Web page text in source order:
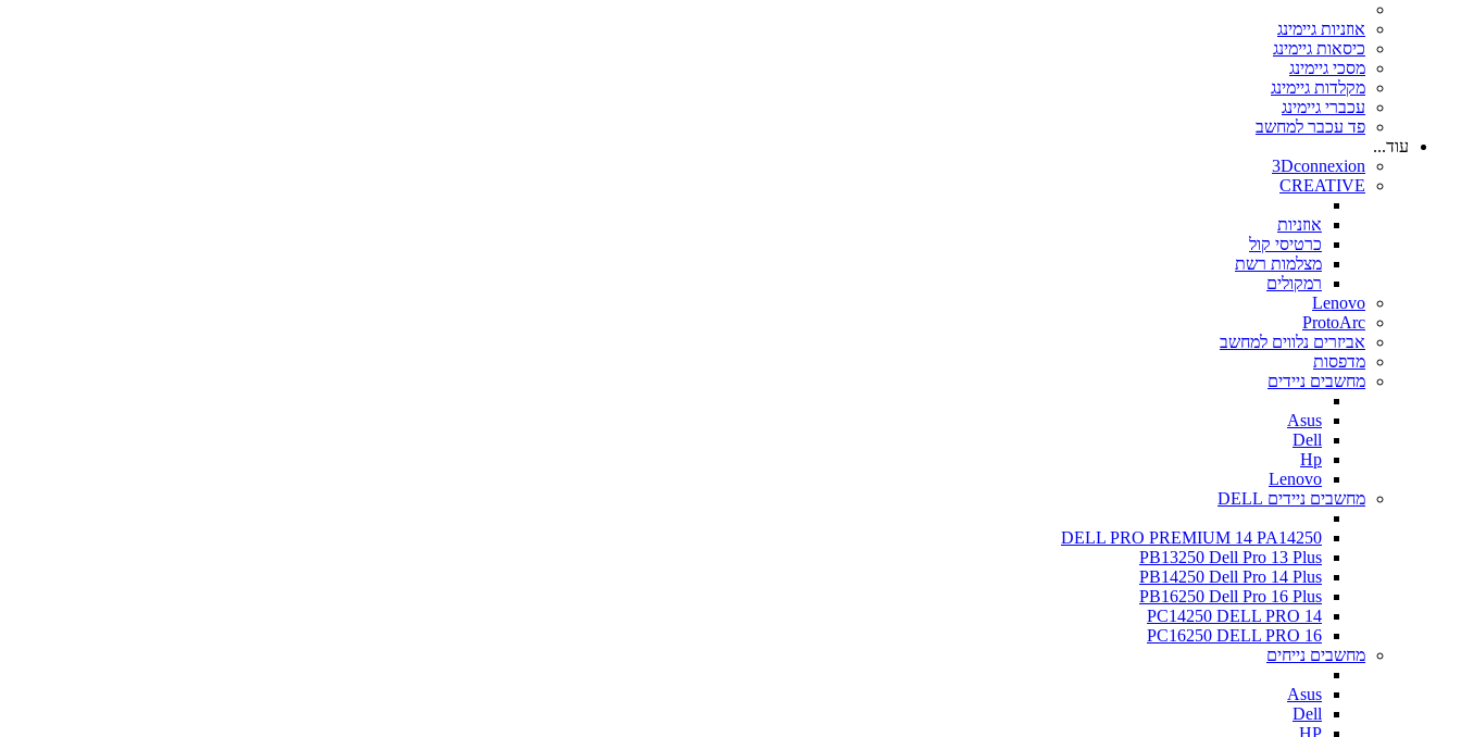
אוזניות גיימינג
כיסאות גיימינג
מסכי גיימינג
מקלדות גיימינג
עכברי גיימינג
פד עכבר למחשב
עוד...
3Dconnexion
CREATIVE
אוזניות
כרטיסי קול
מצלמות רשת
רמקולים
Lenovo
ProtoArc
אביזרים נלווים למחשב
מדפסות
מחשבים ניידים
Asus
Dell
Hp
Lenovo
מחשבים ניידים DELL
DELL PRO PREMIUM 14 PA14250
PB13250 Dell Pro 13 Plus
PB14250 Dell Pro 14 Plus
PB16250 Dell Pro 16 Plus
PC14250 DELL PRO 14
PC16250 DELL PRO 16
מחשבים נייחים
Asus
Dell
HP